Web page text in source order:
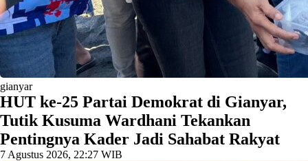
gianyar
HUT ke-25 Partai Demokrat di Gianyar,
Tutik Kusuma Wardhani Tekankan
Pentingnya Kader Jadi Sahabat Rakyat
7 Agustus 2026, 22:27 WIB